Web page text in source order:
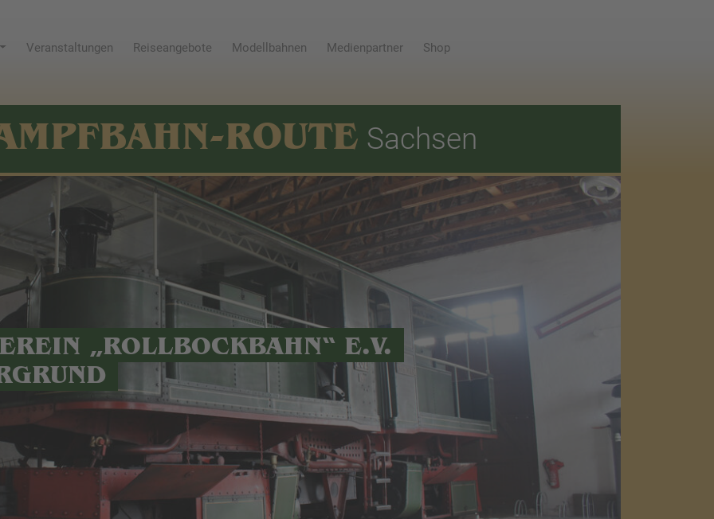
Veranstaltungen Reiseangebote Modellbahnen Medienpartner Shop
ROUTE Sachsen
„ROLLBOCKBAHN“ E.V.